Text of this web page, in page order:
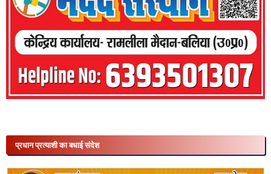
प्रधान प्रत्याशी का बधाई संदेश